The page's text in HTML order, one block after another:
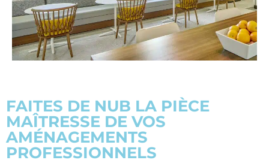
FAITES DE NUB LA PIÈCE
MAÎTRESSE DE VOS
AMÉNAGEMENTS
PROFESSIONNELS